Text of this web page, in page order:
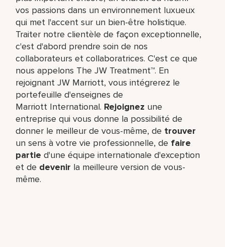
vos passions dans un environnement luxueux
qui met l'accent sur un bien-être holistique.
Traiter notre clientèle de façon exceptionnelle,
c'est d'abord prendre soin de nos
collaborateurs et collaboratrices. C'est ce que
nous appelons The JW Treatment™. En
rejoignant JW Marriott, vous intégrerez le
portefeuille d'enseignes de
Marriott International. Rejoignez une
entreprise qui vous donne la possibilité de
donner le meilleur de vous-même,​ de trouver
un sens à votre vie professionnelle, de faire
partie d'une équipe internationale​ d'exception
et de devenir la meilleure version de vous-
même.